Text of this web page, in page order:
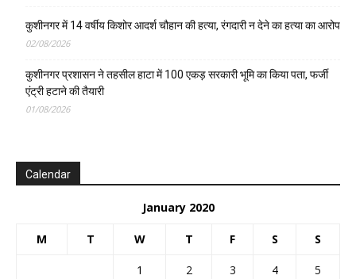
कुशीनगर में 14 वर्षीय किशोर आदर्श चौहान की हत्या, रंगदारी न देने का हत्या का आरोप
02/08/2026
कुशीनगर प्रशासन ने तहसील हाटा में 100 एकड़ सरकारी भूमि का किया पता, फर्जी
एंट्री हटाने की तैयारी
01/08/2026
Calendar
January 2020
M T W T F S S
1 2 3 4
5